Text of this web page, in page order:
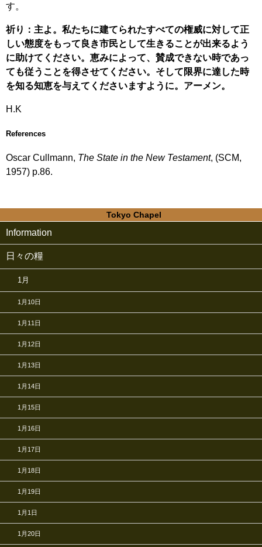
す。
祈り：主よ。私たちに建てられたすべての権威に対して正
しい態度をもって良き市民として生きることが出来るよう
に助けてください。恵みによって、賛成できない時であっ
ても従うことを得させてください。そして限界に達した時
を知る知恵を与えてくださいますように。アーメン。
H.K
References
Oscar Cullmann, The State in the New Testament, (SCM,
1957) p.86.
Tokyo Chapel
Information
日々の糧
1月
1月10日
1月11日
1月12日
1月13日
1月14日
1月15日
1月16日
1月17日
1月18日
1月19日
1月1日
1月20日